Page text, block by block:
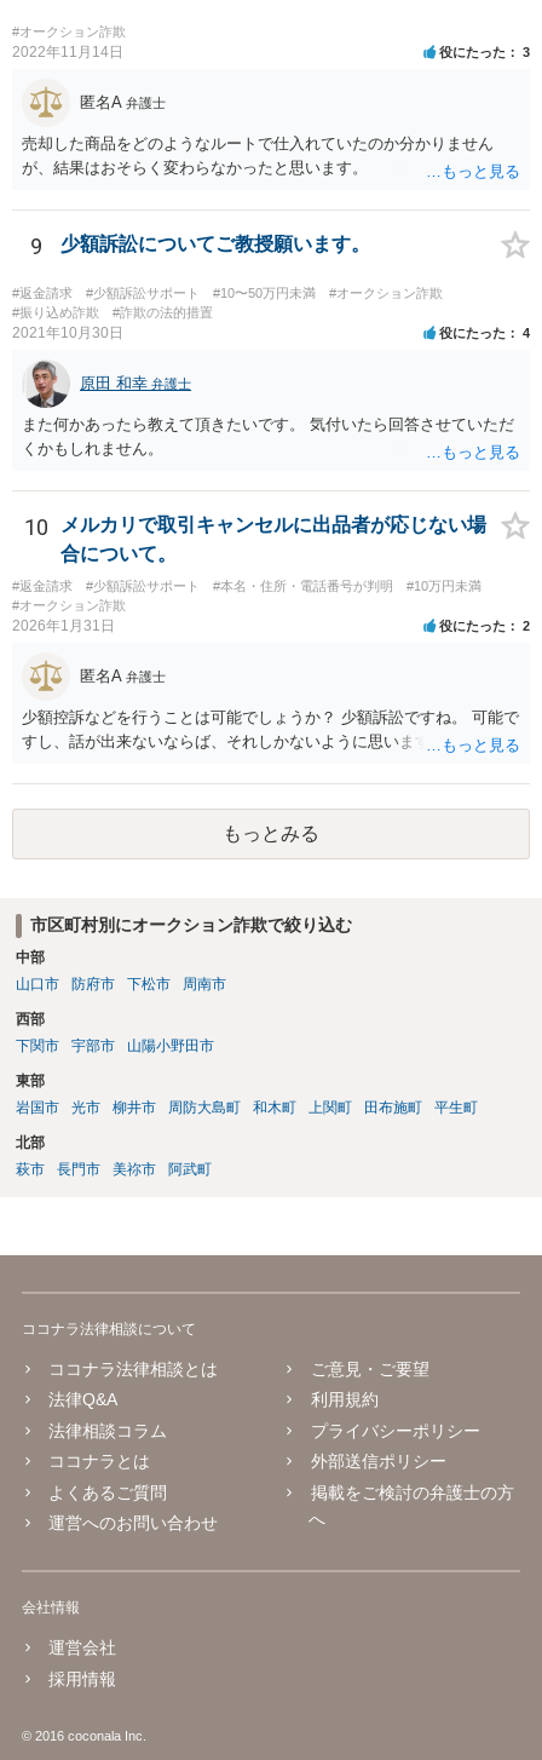
#オークション詐欺
2022年11月14日 役にたった 3
匿名A 弁護士
売却した商品をどのようなルートで仕入れていたのか分かりません
が、結果はおそらく変わらなかったと思います。
9 少額訴訟についてご教授願います。
#返金請求 #少額訴訟サポート #10〜50万円未満
#オークション詐欺
#振り込め詐欺
#詐欺の法的措置
2021年10月30日 役にたった 4
原田 和幸 弁護士
また何かあったら教えて頂きたいです。 気付いたら回答させていただ
くかもしれません。
10
メルカリで取引キャンセルに出品者が応じない場
合について。
#返金請求 #少額訴訟サポート #本名・住所・電話番号が判明
#10万円未満
#オークション詐欺
2026年1月31日 役にたった 2
匿名A 弁護士
少額控訴などを行うことは可能でしょうか？ 少額訴訟ですね。 可能で
すし、話が出来ないならば、それしかないように思います。
もっとみる
市区町村別にオークション詐欺で絞り込む
中部
山口市
防府市 下松市 周南市
西部
下関市
宇部市 山陽小野田市
東部
岩国市
光市 柳井市 周防大島町 和木町 上関町 田布施町 平生町
北部
萩市
長門市 美祢市 阿武町
ココナラ法律相談について
ココナラ法律相談とは
法律Q&A
法律相談コラム
ココナラとは
よくあるご質問
運営へのお問い合わせ
ご意見・ご要望
利用規約
プライバシーポリシー
外部送信ポリシー
掲載をご検討の弁護士の方
へ
会社情報
運営会社
採用情報
© 2016 coconala Inc.